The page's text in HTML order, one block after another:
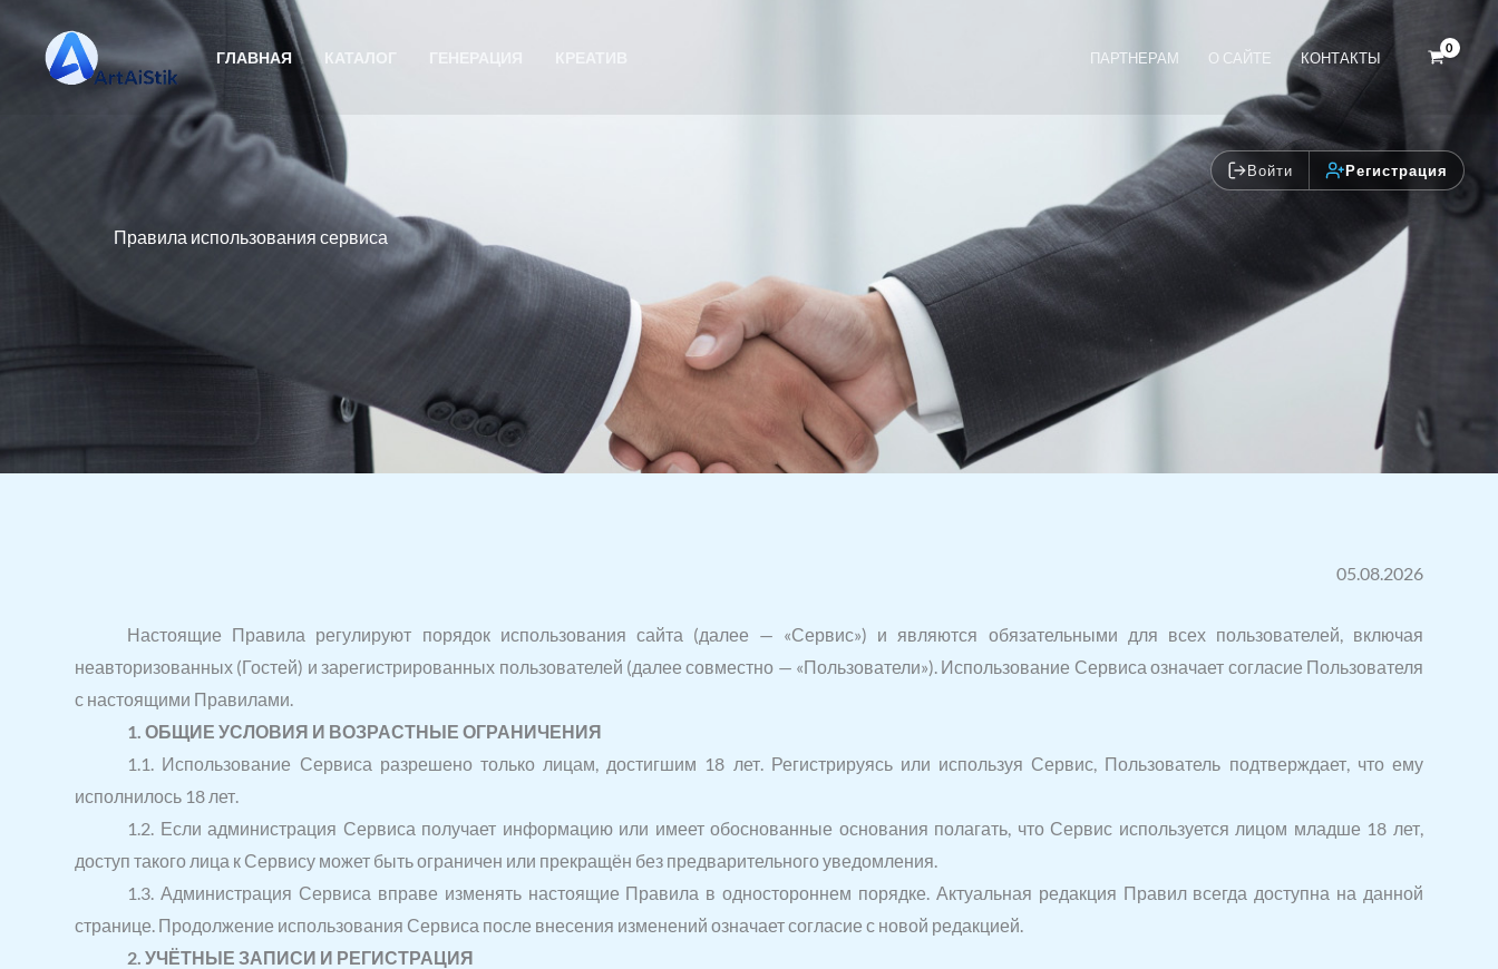
содержимому
ГЛАВНАЯ КАТАЛОГ ПАРТНЕРАМ О САЙТЕ КОНТАКТЫ
Войти Регистрация
Правила использования сервиса
05.08.2026
Настоящие Правила регулируют порядок использования сайта (далее — «Сервис») и являются обязательными для всех пользователей, включая
неавторизованных (Гостей) и зарегистрированных пользователей (далее совместно — «Пользователи»). Использование Сервиса означает согласие Пользователя
с настоящими Правилами.
1. ОБЩИЕ УСЛОВИЯ И ВОЗРАСТНЫЕ ОГРАНИЧЕНИЯ
1.1. Использование Сервиса разрешено только лицам, достигшим 18 лет. Регистрируясь или используя Сервис, Пользователь подтверждает, что ему
исполнилось 18 лет.
1.2. Если администрация Сервиса получает информацию или имеет обоснованные основания полагать, что Сервис используется лицом младше 18 лет,
доступ такого лица к Сервису может быть ограничен или прекращён без предварительного уведомления.
1.3. Администрация Сервиса вправе изменять настоящие Правила в одностороннем порядке. Актуальная редакция Правил всегда доступна на данной
странице. Продолжение использования Сервиса после внесения изменений означает согласие с новой редакцией.
2. УЧЁТНЫЕ ЗАПИСИ И РЕГИСТРАЦИЯ